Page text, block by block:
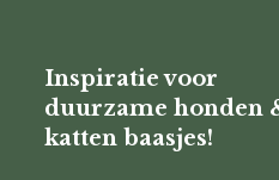
Inspiratie voor
duurzame honden
katten baasjes!